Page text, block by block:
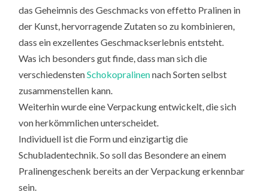
das Geheimnis des Geschmacks von effetto Pralinen in
der Kunst, hervorragende Zutaten so zu kombinieren,
dass ein exzellentes Geschmackserlebnis entsteht.
Was ich besonders gut finde, dass man sich die
verschiedenstenSchokopralinennach Sorten selbst
zusammenstellen kann.
Weiterhin wurde eine Verpackung entwickelt, die sich
von herkömmlichen unterscheidet.
Individuell ist die Form und einzigartig die
Schubladentechnik. So soll das Besondere an einem
Pralinengeschenk bereits an der Verpackung erkennbar
sein.